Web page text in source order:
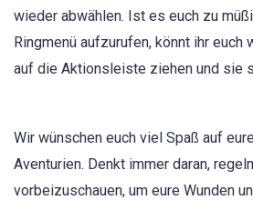
wieder abwählen. Ist es euch zu
Ringmenü aufzurufen, könnt ihr euch
auf die Aktionsleiste ziehen und sie
Wir wünschen euch viel Spaß auf
Aventurien. Denkt immer daran,
vorbeizuschauen, um eure Wunden